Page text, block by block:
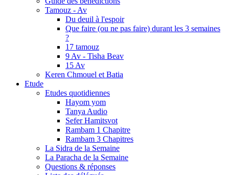
Tamouz - Av
Du deuil à l'espoir
Que faire (ou ne pas faire) durant les 3 semaines
?
17 tamouz
9 Av - Tisha Beav
15 Av
Keren Chmouel et Batia
Etude
Etudes quotidiennes
Hayom yom
Tanya Audio
Sefer Hamitsvot
Rambam 1 Chapitre
Rambam 3 Chapitres
La Sidra de la Semaine
La Paracha de la Semaine
Questions & réponses